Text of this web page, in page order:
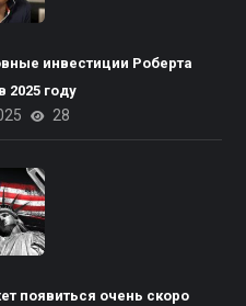
инвестиции Роберта
2025 году
28
появиться очень скоро